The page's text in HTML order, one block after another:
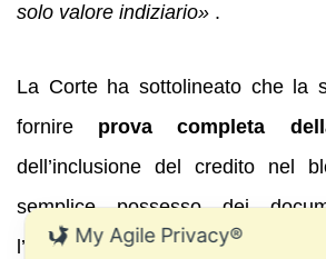
solo valore indiziario» .
La Corte ha sottolineato che la
fornire prova completa
dell’inclusione del credito nel
semplice possesso dei
l’iscrizione nel registro non sono
My Agile Privacy®